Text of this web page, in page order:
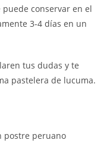
conservar en el
3-4 días en un
tus dudas y te
pastelera de lucuma.
postre peruano